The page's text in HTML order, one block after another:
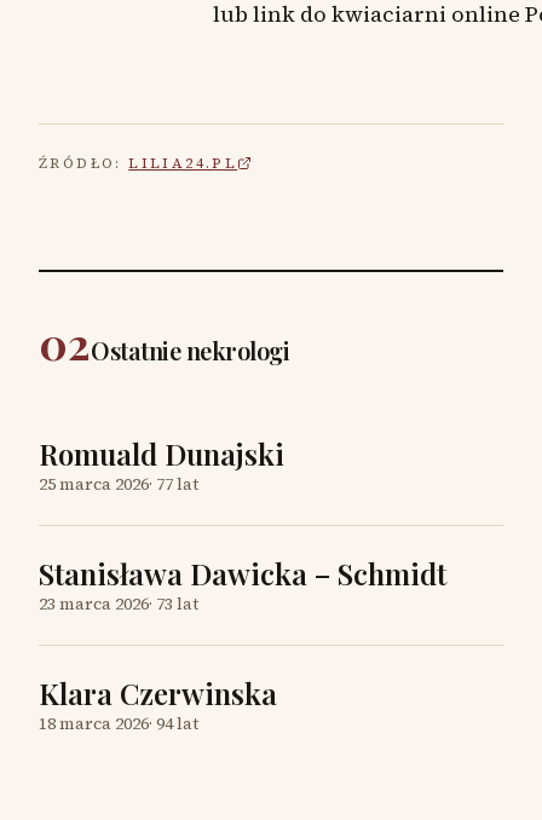
lub link do kwiaciarni online
ŹRÓDŁO: LILIA24.PL
02Ostatnie nekrologi
Romuald Dunajski
25 marca 2026· 77 lat
Stanisława Dawicka – Schmidt
23 marca 2026· 73 lat
Klara Czerwinska
18 marca 2026· 94 lat